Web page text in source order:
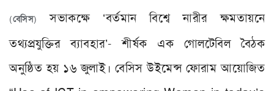
(বেসিস) সভাকক্ষে ‘বর্তমান বিশ্বে নারীর ক্ষমতায়নে
তথ্যপ্রযুক্তির ব্যাবহার’- শীর্ষক এক গোলটেবিল বৈঠক
অনুষ্ঠিত হয় ১৬ জুলাই। বেসিস উইমেন্স ফোরাম আয়োজিত